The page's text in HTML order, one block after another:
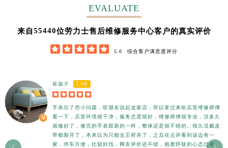
EVALUATE
来自62852位劳力士售后维修服务中心客户的真实评价
     5.0 综合客户满意度评分
坏孩子 Lv6
    
手表出了些小问题，听朋友说起这家店，所以拿过来给店里维修师傅
看一下，店里环境很干净，服务态度很好，维修师傅很专业，没多久
就修好了，修完的手表跟新的一样，整体还是很不错的。很久没戴皮
带都裂开了，本来以为只能去王府井了，之后在点评看到这边有一
家，停车方便，比较好找，网友评价还不错，抱着怀疑的心态过来